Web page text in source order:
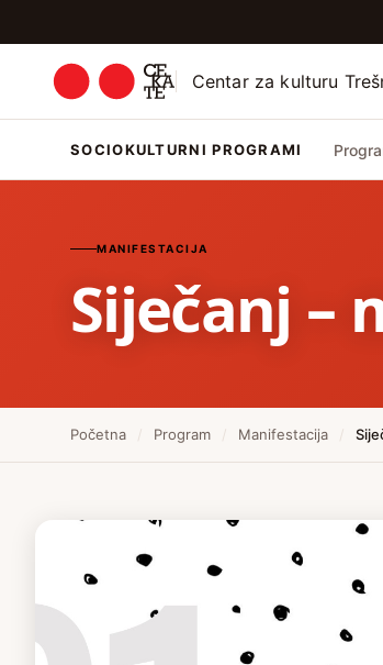
Centar za kulturu
SOCIOKULTURNI PROGRAMI
MANIFESTACIJA
Siječanj –
Početna / Program / Manifestacija /